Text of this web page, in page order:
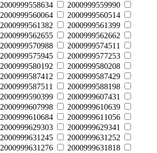
2000999558634
2000999559990
2000999560064
2000999560514
2000999561382
2000999561399
2000999562655
2000999562662
2000999570988
2000999574511
2000999575945
2000999577253
2000999580192
2000999580208
2000999587412
2000999587429
2000999587511
2000999588198
2000999590399
2000999607431
2000999607998
2000999610639
2000999610684
2000999611056
2000999629303
2000999629341
2000999631245
2000999631252
2000999631276
2000999631818